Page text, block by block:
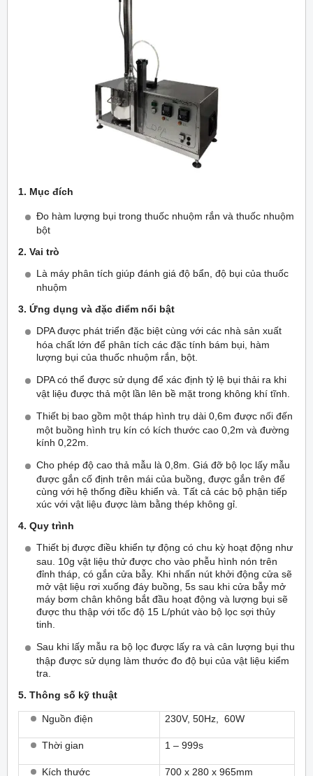
1. Mục đích
Đo hàm lượng bụi trong thuốc nhuộm rắn và thuốc nhuộm
bột
2. Vai trò
Là máy phân tích giúp đánh giá độ bẩn, độ bụi của thuốc
nhuộm
3. Ứng dụng và đặc điểm nổi bật
DPA được phát triển đặc biệt cùng với các nhà sản xuất
hóa chất lớn để phân tích các đặc tính bám bụi, hàm
lượng bụi của thuốc nhuộm rắn, bột.
DPA có thể được sử dụng để xác định tỷ lệ bụi thải ra khi
vật liệu được thả một lần lên bề mặt trong không khí tĩnh.
Thiết bị bao gồm một tháp hình trụ dài 0,6m được nối đến
một buồng hình trụ kín có kích thước cao 0,2m và đường
kính 0,22m.
Cho phép độ cao thả mẫu là 0,8m. Giá đỡ bộ lọc lấy mẫu
được gắn cố định trên mái của buồng, được gắn trên đế
cùng với hệ thống điều khiển và. Tất cả các bộ phận tiếp
xúc với vật liệu được làm bằng thép không gỉ.
4. Quy trình
Thiết bị được điều khiển tự động có chu kỳ hoạt động như
sau. 10g vật liệu thử được cho vào phễu hình nón trên
đỉnh tháp, có gắn cửa bẫy. Khi nhấn nút khởi động cửa sẽ
mở vật liệu rơi xuống đáy buồng, 5s sau khi cửa bẫy mở
máy bơm chân không bắt đầu hoạt động và lượng bụi sẽ
được thu thập với tốc độ 15 L/phút vào bộ lọc sợi thủy
tinh.
Sau khi lấy mẫu ra bộ lọc được lấy ra và cân lượng bụi thu
thập được sử dụng làm thước đo độ bụi của vật liệu kiểm
tra.
5. Thông số kỹ thuật
Nguồn điện 230V, 50Hz, 60W
Thời gian 1 – 999s
Kích thước 700 x 280 x 965mm